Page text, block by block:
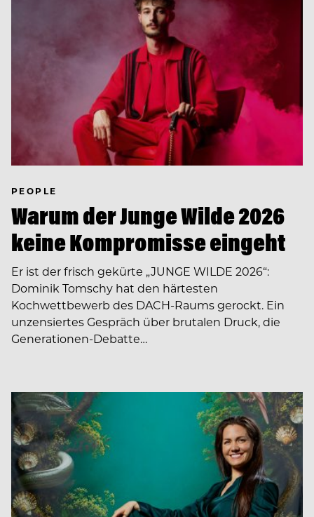
PEOPLE
Warum der Junge Wilde 2026
keine Kompromisse eingeht
Er ist der frisch gekürte „JUNGE WILDE 2026“:
Dominik Tomschy hat den härtesten
Kochwettbewerb des DACH-Raums gerockt. Ein
unzensiertes Gespräch über brutalen Druck, die
Generationen-Debatte…